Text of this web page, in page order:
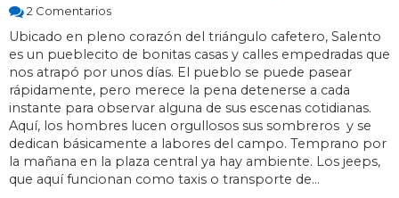
2 Comentarios
Ubicado en pleno corazón del triángulo cafetero, Salento
es un pueblecito de bonitas casas y calles empedradas que
nos atrapó por unos días. El pueblo se puede pasear
rápidamente, pero merece la pena detenerse a cada
instante para observar alguna de sus escenas cotidianas.
Aquí, los hombres lucen orgullosos sus sombreros y se
dedican básicamente a labores del campo. Temprano por
la mañana en la plaza central ya hay ambiente. Los jeeps,
que aquí funcionan como taxis o transporte de…